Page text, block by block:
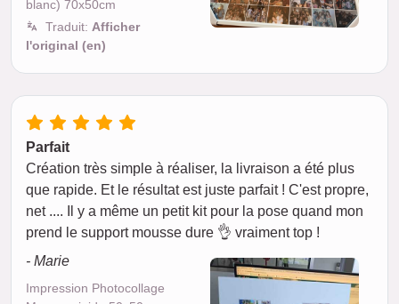
blanc) 70x50cm
Traduit: Afficher
l'original (en)
Parfait
Création très simple à réaliser, la livraison a été plus
que rapide. Et le résultat est juste parfait ! C'est propre,
net .... Il y a même un petit kit pour la pose quand mon
prend le support mousse dure 👌 vraiment top !
- Marie
Impression Photocollage